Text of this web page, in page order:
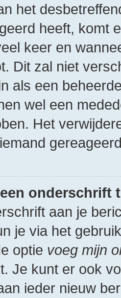
het
heeft, komt
keer en
Dit zal niet
als een
wel een
Het
onderschrift
aan je
je via het
optie voeg mijn
Je kunt er ook
ieder nieuw